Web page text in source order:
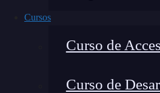
Cursos
Curso de
Curso de